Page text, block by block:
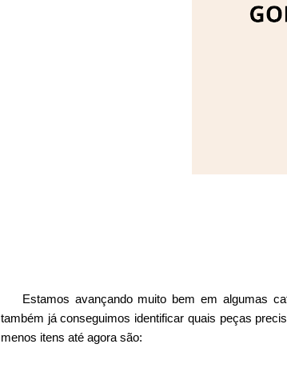
Estamos avançando muito bem em algumas
também já conseguimos identificar quais peças
menos itens até agora são: